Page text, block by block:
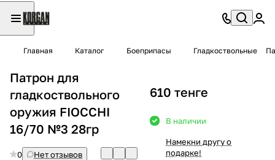
Главная Каталог Боеприпасы Гладкоствольные
Патрон для
гладкоствольного
оружия FIOCCHI
16/70 №3 28гр
0
Нет отзывов
610 тенге
В наличии
Намекни другу о
подарке!